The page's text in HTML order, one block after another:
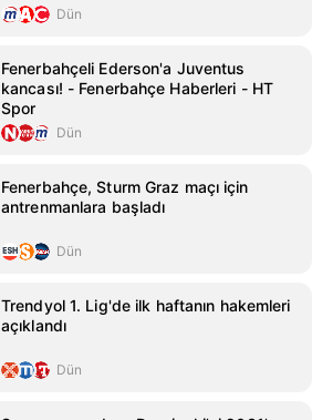
Dün
Fenerbahçeli Ederson'a Juventus
kancası! - Fenerbahçe Haberleri - HT
Spor
Dün
Fenerbahçe, Sturm Graz maçı için
antrenmanlara başladı
Dün
Trendyol 1. Lig'de ilk haftanın hakemleri
açıklandı
Dün